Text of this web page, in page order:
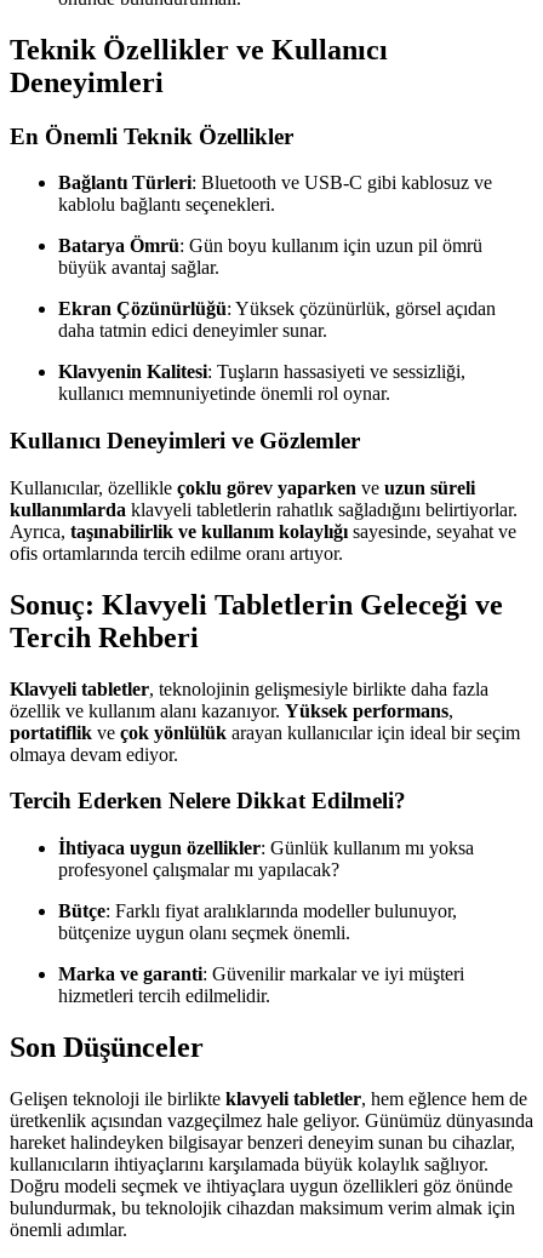
Teknik Özellikler ve Kullanıcı
Deneyimleri
En Önemli Teknik Özellikler
Bağlantı Türleri: Bluetooth ve USB-C gibi kablosuz ve
kablolu bağlantı seçenekleri.
Batarya Ömrü: Gün boyu kullanım için uzun pil ömrü
büyük avantaj sağlar.
Ekran Çözünürlüğü: Yüksek çözünürlük, görsel açıdan
daha tatmin edici deneyimler sunar.
Klavyenin Kalitesi: Tuşların hassasiyeti ve sessizliği,
kullanıcı memnuniyetinde önemli rol oynar.
Kullanıcı Deneyimleri ve Gözlemler
Kullanıcılar, özellikle çoklu görev yaparken ve uzun süreli
kullanımlarda klavyeli tabletlerin rahatlık sağladığını belirtiyorlar.
Ayrıca, taşınabilirlik ve kullanım kolaylığı sayesinde, seyahat ve
ofis ortamlarında tercih edilme oranı artıyor.
Sonuç: Klavyeli Tabletlerin Geleceği ve
Tercih Rehberi
Klavyeli tabletler, teknolojinin gelişmesiyle birlikte daha fazla
özellik ve kullanım alanı kazanıyor. Yüksek performans,
portatiflik ve çok yönlülük arayan kullanıcılar için ideal bir seçim
olmaya devam ediyor.
Tercih Ederken Nelere Dikkat Edilmeli?
İhtiyaca uygun özellikler: Günlük kullanım mı yoksa
profesyonel çalışmalar mı yapılacak?
Bütçe: Farklı fiyat aralıklarında modeller bulunuyor,
bütçenize uygun olanı seçmek önemli.
Marka ve garanti: Güvenilir markalar ve iyi müşteri
hizmetleri tercih edilmelidir.
Son Düşünceler
Gelişen teknoloji ile birlikte klavyeli tabletler, hem eğlence hem de
üretkenlik açısından vazgeçilmez hale geliyor. Günümüz dünyasında
hareket halindeyken bilgisayar benzeri deneyim sunan bu cihazlar,
kullanıcıların ihtiyaçlarını karşılamada büyük kolaylık sağlıyor.
Doğru modeli seçmek ve ihtiyaçlara uygun özellikleri göz önünde
bulundurmak, bu teknolojik cihazdan maksimum verim almak için
önemli adımlar.